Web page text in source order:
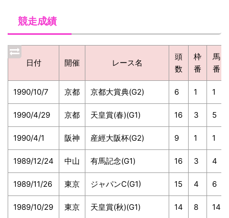
競走成績
日付 開催 レース名
頭
数
枠
番
馬
番
1990/10/7 京都 京都大賞典(G2) 6 1 1
1990/4/29 京都 天皇賞(春)(G1) 16 3 5
1990/4/1 阪神 産經大阪杯(G2) 9 1 1
1989/12/24 中山 有馬記念(G1) 16 3 4
1989/11/26 東京 ジャパンC(G1) 15 4 6
1989/10/29 東京 天皇賞(秋)(G1) 14 8 14